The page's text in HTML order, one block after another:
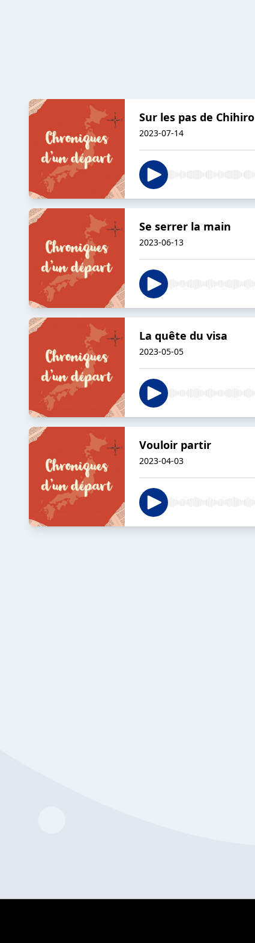
Sur les pas de Chihiro
2023-07-14
Se serrer la main
2023-06-13
La quête du visa
2023-05-05
Vouloir partir
2023-04-03